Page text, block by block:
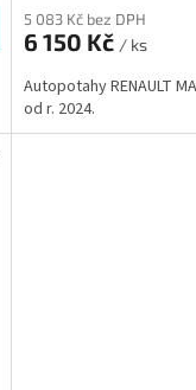
5 083 Kč bez DPH
6 150 Kč / ks
Autopotahy RENAULT
od r. 2024.